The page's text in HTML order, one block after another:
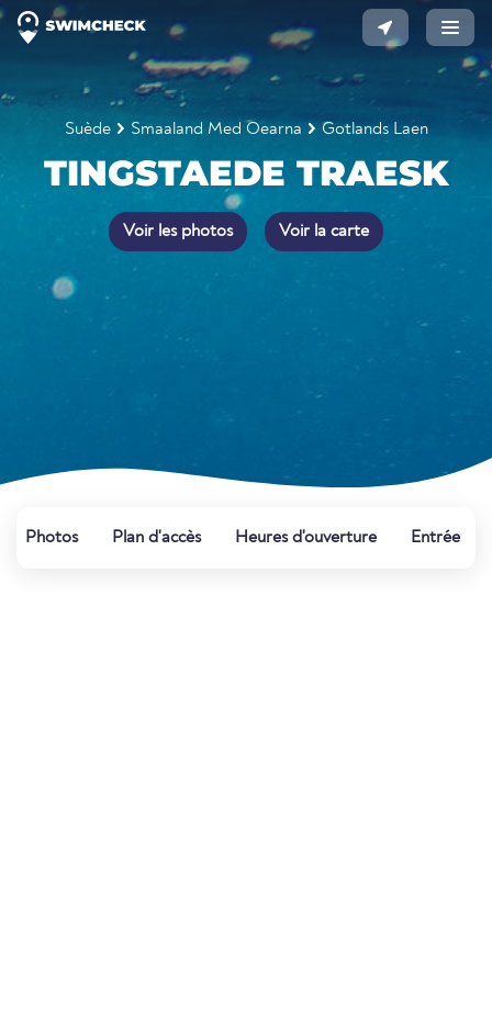
Suède Smaaland Med Oearna Gotlands Laen
TINGSTAEDE TRAESK
Voir les photos Voir la carte
Photos Plan d'accès Heures d'ouverture Entrée